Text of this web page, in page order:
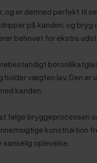
og er dermed perfekt til
på kanden, og bryg
behovet for ekstra
vægten lav. Den er
kanden.
følge bryggeprocessen
konstruktion
sanselig oplevelse.